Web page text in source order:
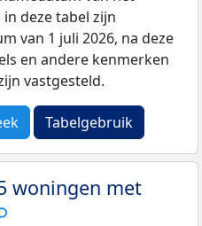
deze tabel zijn
van 1 juli 2026, na deze
en andere kenmerken
vastgesteld.
Tabelgebruik
woningen met